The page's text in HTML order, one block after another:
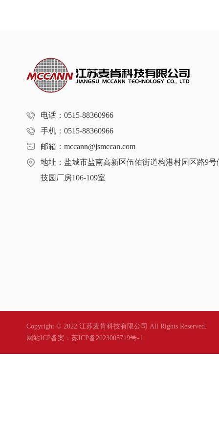
电话：0515-88360966
手机：0515-88360966
邮箱：mccann@jsmccan.com
地址：盐城市盐南高新区伍佑街道构港村园区路9号
技园厂房106-109室
Copyright © 2022 江苏麦肯科技有限公司 All Rights Reserved.
网站ICP备案：苏ICP备2023005719号-1